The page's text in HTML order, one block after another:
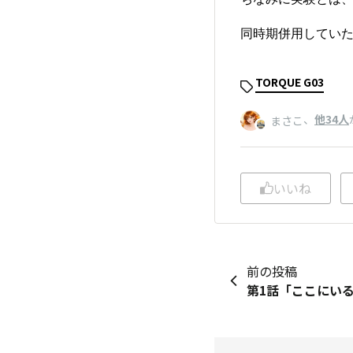
同時期併用してい
TORQUE G03
まさこ 、 他34人
いいね
前の投稿